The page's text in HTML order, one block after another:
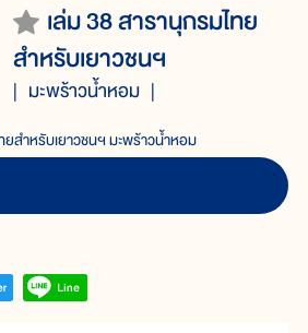
เล่ม 38 สารานุกรมไทย
สำหรับเยาวชนฯ
มะพร้าวน้ำหอม
ยสำหรับเยาวชนฯ มะพร้าวน้ำหอม